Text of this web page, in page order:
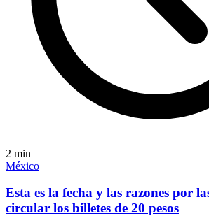
2 min
México
Esta es la fecha y las razones por
circular los billetes de 20 pesos